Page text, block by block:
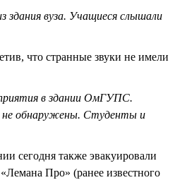
вуза. Учащиеся слышали
что странные звуки не имели
в здании ОмГУПС.
не обнаружены. Студенты и
сегодня также эвакуировали
Про» (ранее известного